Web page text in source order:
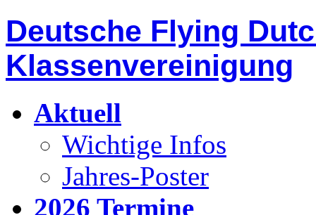
Deutsche Flying
Klassenvereinigung
Aktuell
Wichtige Infos
Jahres-Poster
2026 Termine